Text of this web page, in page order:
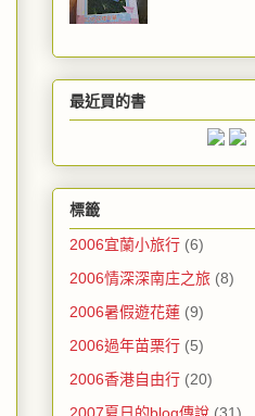
最近買的書
標籤
2006宜蘭小旅行 (6)
2006情深深南庄之旅 (8)
2006暑假遊花蓮 (9)
2006過年苗栗行 (5)
2006香港自由行 (20)